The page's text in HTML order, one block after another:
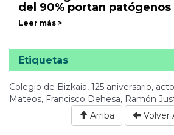
del 90% portan
Leer más >
Etiquetas
Colegio de Bizkaia, 125 aniversario,
Mateos, Francisco Dehesa, Ramón
Arriba
Volver